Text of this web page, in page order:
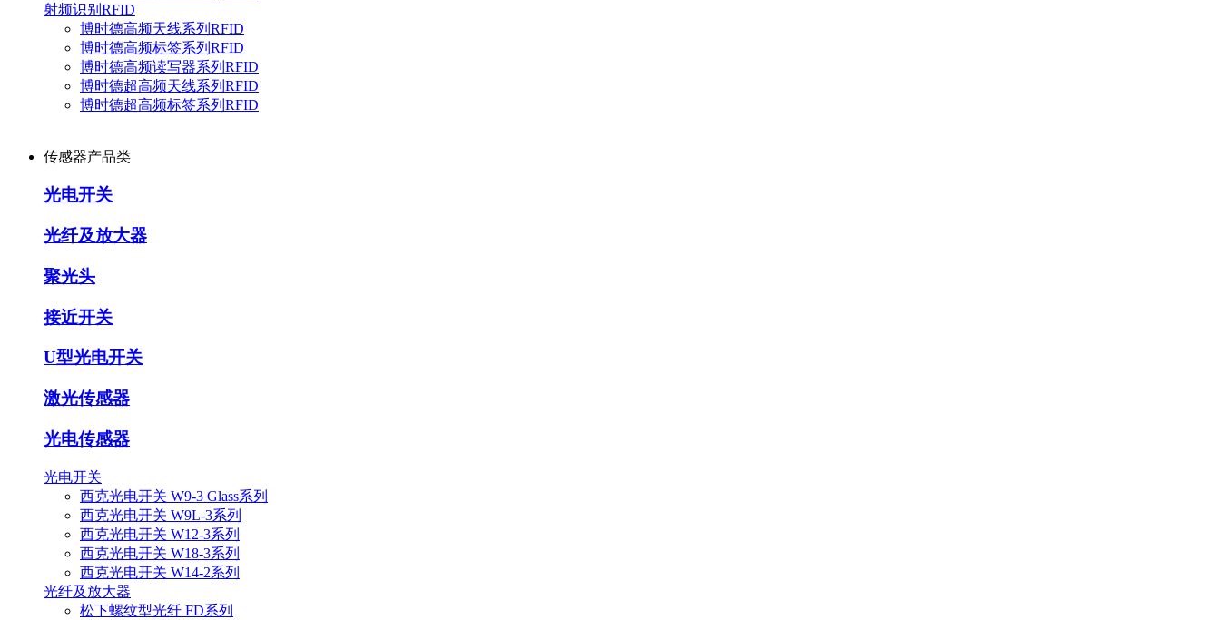
射频识别RFID
博时德高频天线系列RFID
博时德高频标签系列RFID
博时德高频读写器系列RFID
博时德超高频天线系列RFID
博时德超高频标签系列RFID
传感器产品类
光电开关
光纤及放大器
聚光头
接近开关
U型光电开关
激光传感器
光电传感器
光电开关
西克光电开关 W9-3 Glass系列
西克光电开关 W9L-3系列
西克光电开关 W12-3系列
西克光电开关 W18-3系列
西克光电开关 W14-2系列
光纤及放大器
松下螺纹型光纤 FD系列